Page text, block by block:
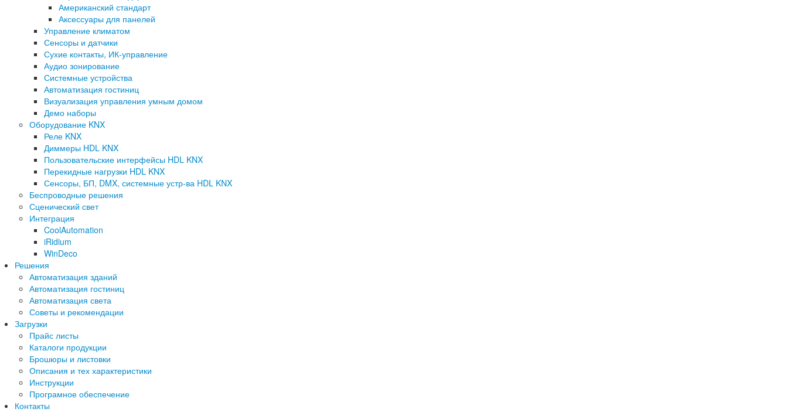
Американский стандарт
Аксессуары для панелей
Управление климатом
Сенсоры и датчики
Сухие контакты, ИК-управление
Аудио зонирование
Системные устройства
Автоматизация гостиниц
Визуализация управления умным домом
Демо наборы
Оборудование KNX
Реле KNX
Диммеры HDL KNX
Пользовательские интерфейсы HDL KNX
Перекидные нагрузки HDL KNX
Сенсоры, БП, DMX, системные устр-ва HDL KNX
Беспроводные решения
Сценический свет
Интеграция
CoolAutomation
iRidium
WinDeco
Решения
Автоматизация зданий
Автоматизация гостиниц
Автоматизация света
Советы и рекомендации
Загрузки
Прайс листы
Каталоги продукции
Брошюры и листовки
Описания и тех характеристики
Инструкции
Програмное обеспечение
Контакты